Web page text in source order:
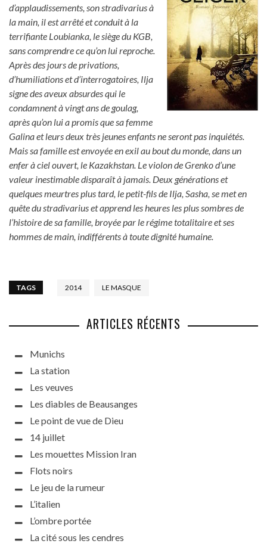
d’applaudissements, son stradivarius à
la main, il est arrêté et conduit à la
terrifiante Loubianka, le siège du KGB,
sans comprendre ce qu’on lui reproche.
Après des jours de privations,
d’humiliations et d’interrogatoires, Ilja
signe des aveux absurdes qui le
condamnent à vingt ans de goulag,
après qu’on lui a promis que sa femme
Galina et leurs deux très jeunes enfants ne seront pas inquiétés.
Mais sa famille est envoyée en exil au bout du monde, dans un
enfer à ciel ouvert, le Kazakhstan. Le violon de Grenko d’une
valeur inestimable disparaît à jamais. Deux générations et
quelques meurtres plus tard, le petit-fils de Ilja, Sasha, se met en
quête du stradivarius et apprend les heures les plus sombres de
l’histoire de sa famille, broyée par le régime totalitaire et ses
hommes de main, indifférents à toute dignité humaine.
TAGS 2014 LE MASQUE
ARTICLES RÉCENTS
Munichs
La station
Les veuves
Les diables de Beausanges
Le point de vue de Dieu
14 juillet
Les mouettes Mission Iran
Flots noirs
Le jeu de la rumeur
L’italien
L’ombre portée
La cité sous les cendres